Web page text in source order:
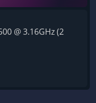
@ 3.16GHz (2